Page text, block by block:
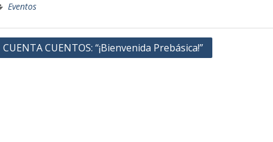
Eventos
Navegación
CUENTA CUENTOS: “¡Bienvenida Prebásica!”